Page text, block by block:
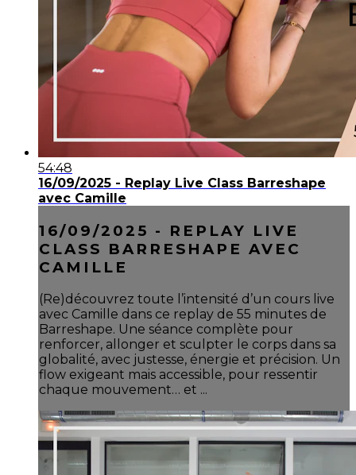
54:48
16/09/2025 - Replay Live Class Barreshape
avec Camille
16/09/2025 - REPLAY LIVE
CLASS BARRESHAPE AVEC
CAMILLE
(Re)découvrez toute l’intensité d’un cours live
avec Camille dans ce replay de 55 minutes de
Barreshape. Une séance complète pour
renforcer, allonger et sculpter le corps dans sa
globalité, avec justesse, énergie et précision. Un
flow exigeant mais accessible, pour ressentir
chaque mouvement… et ...